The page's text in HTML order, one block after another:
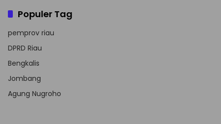
Populer Tag
pemprov riau
DPRD Riau
Bengkalis
Jombang
Agung Nugroho